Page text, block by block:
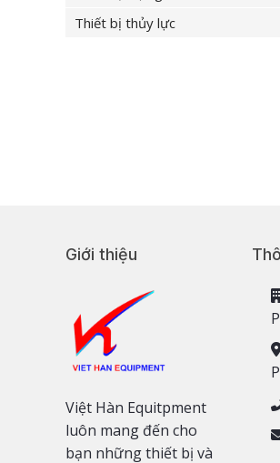
Thiết bị thủy lực
Giới thiệu
Việt Hàn Equitpment
luôn mang đến cho
bạn những thiết bị và